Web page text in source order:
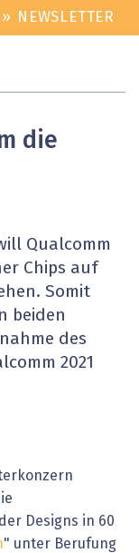
» NEWSLETTER
die
Qualcomm
Chips auf
Somit
beiden
des
2021
Designs in 60
" unter Berufung